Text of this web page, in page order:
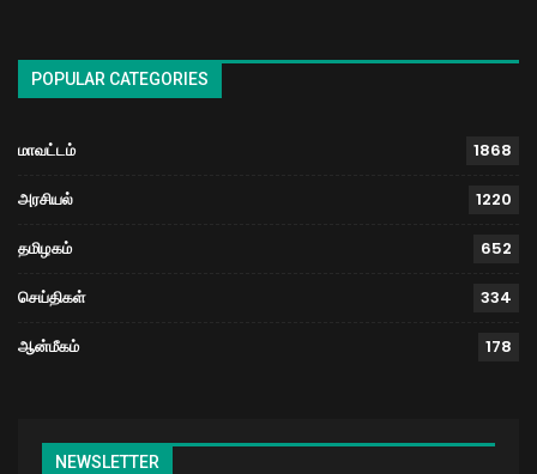
POPULAR CATEGORIES
மாவட்டம் 1868
அரசியல் 1220
தமிழகம் 652
செய்திகள் 334
ஆன்மீகம் 178
NEWSLETTER